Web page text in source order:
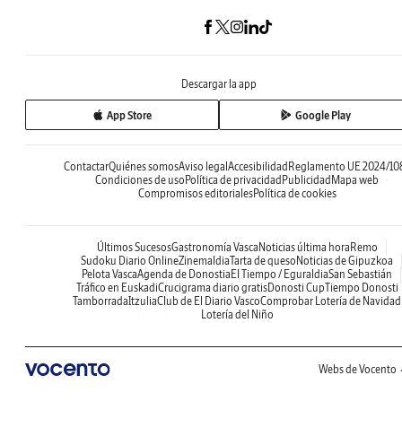
Descargar la app
App Store Google Play
ContactarQuiénes somosAviso legal Accesibilidad Reglamento UE 2024/
Condiciones de uso Política de privacidad Publicidad Mapa web
Compromisos editorialesPolítica de cookies
Últimos SucesosGastronomía Vasca Noticias última hora Remo
Sudoku Diario OnlineZinemaldiaTarta de queso Noticias de Gipuzkoa
Pelota VascaAgenda de Donostia El Tiempo / EguraldiaSan Sebastián
Tráfico en EuskadiCrucigrama diario gratisDonosti CupTiempo Donosti
TamborradaItzuliaClub de El Diario VascoComprobar Lotería de Navidad
Lotería del Niño
Webs de Vocento